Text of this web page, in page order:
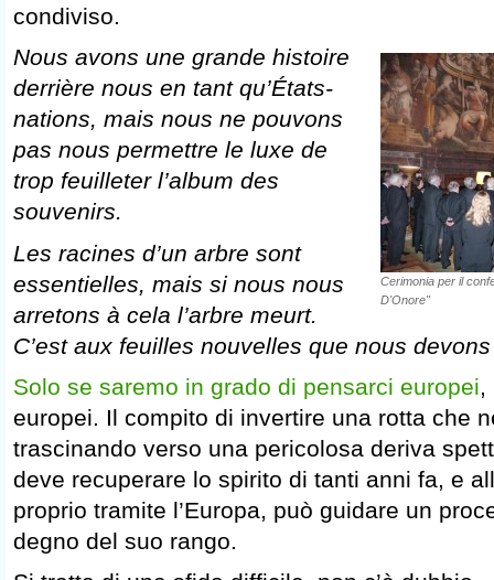
condiviso.
Cerimonia per il
D'Onore"
Nous avons une grande histoire
derrière nous en tant qu’États-
nations, mais nous ne pouvons
pas nous permettre le luxe de
trop feuilleter l’album des
souvenirs.
Les racines d’un arbre sont
essentielles, mais si nous nous
arretons à cela l’arbre meurt.
C’est aux feuilles nouvelles que nous
Solo se saremo in grado di pensarci europei,
europei. Il compito di invertire una rotta che
trascinando verso una pericolosa deriva
deve recuperare lo spirito di tanti anni fa, e
proprio tramite l’Europa, può guidare un
degno del suo rango.